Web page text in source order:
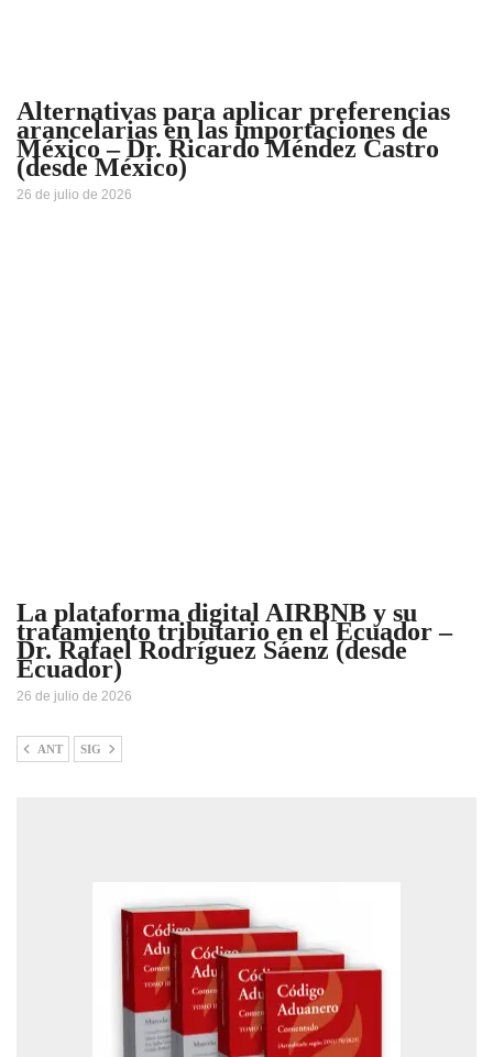
Alternativas para aplicar preferencias
arancelarias en las importaciones de
México – Dr. Ricardo Méndez Castro
(desde México)
26 de julio de 2026
La plataforma digital AIRBNB y su
tratamiento tributario en el Ecuador –
Dr. Rafael Rodríguez Sáenz (desde
Ecuador)
26 de julio de 2026
ANT SIG